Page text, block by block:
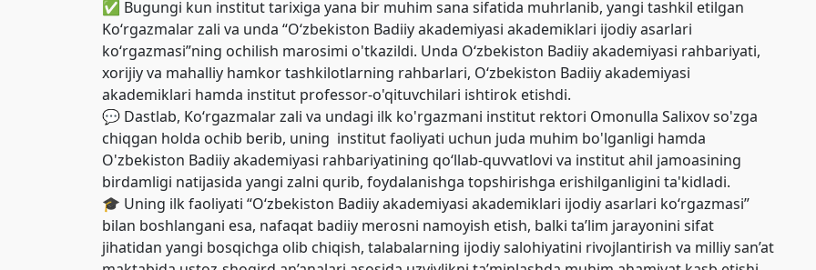
✅ Bugungi kun institut tarixiga yana bir muhim sana sifatida muhrlanib, yangi tashkil etilgan
Ko‘rgazmalar zali va unda “O‘zbekiston Badiiy akademiyasi akademiklari ijodiy asarlari
ko‘rgazmasi”ning ochilish marosimi o'tkazildi. Unda O‘zbekiston Badiiy akademiyasi rahbariyati,
xorijiy va mahalliy hamkor tashkilotlarning rahbarlari, O‘zbekiston Badiiy akademiyasi
akademiklari hamda institut professor-o'qituvchilari ishtirok etishdi.
💬 Dastlab, Ko‘rgazmalar zali va undagi ilk ko'rgazmani institut rektori Omonulla Salixov so'zga
chiqgan holda ochib berib, uning institut faoliyati uchun juda muhim bo'lganligi hamda
O'zbekiston Badiiy akademiyasi rahbariyatining qo‘llab-quvvatlovi va institut ahil jamoasining
birdamligi natijasida yangi zalni qurib, foydalanishga topshirishga erishilganligini ta'kidladi.
🎓 Uning ilk faoliyati “O‘zbekiston Badiiy akademiyasi akademiklari ijodiy asarlari ko‘rgazmasi”
bilan boshlangani esa, nafaqat badiiy merosni namoyish etish, balki ta’lim jarayonini sifat
jihatidan yangi bosqichga olib chiqish, talabalarning ijodiy salohiyatini rivojlantirish va milliy san’at